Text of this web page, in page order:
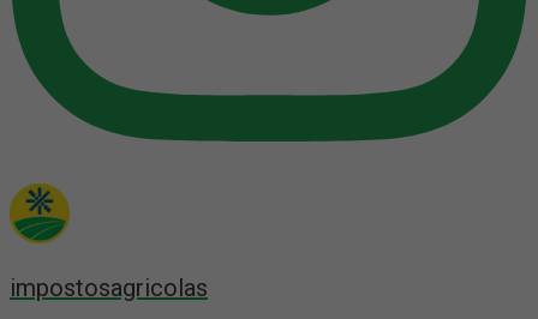
impostosagricolas